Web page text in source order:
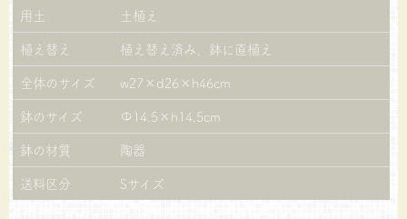
用土
土植え
植え替え
植え替え済み、鉢に直植え
全体のサイズ
w27×d26×h46cm
鉢のサイズ
Φ14.5×h14.5cm
鉢の材質
陶器
送料区分
Sサイズ